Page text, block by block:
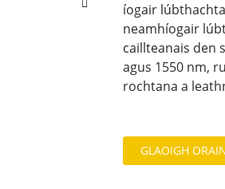
íogair
neamhíogair
caillteanais den
agus 1550 nm,
rochtana a
GLAOIGH